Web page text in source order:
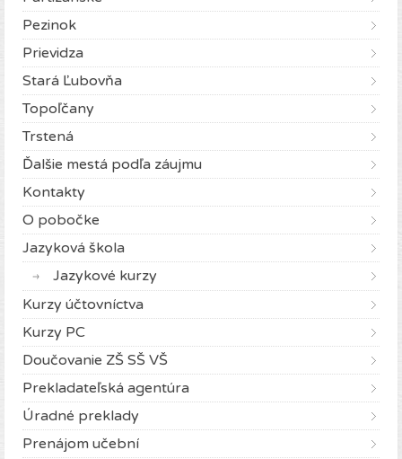
Pezinok
Prievidza
Stará Ľubovňa
Topoľčany
Trstená
Ďalšie mestá podľa záujmu
Kontakty
O pobočke
Jazyková škola
Jazykové kurzy
Kurzy účtovníctva
Kurzy PC
Doučovanie ZŠ SŠ VŠ
Prekladateľská agentúra
Úradné preklady
Prenájom učební